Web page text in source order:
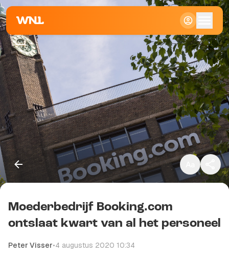
Klein
Standaard
Groot
Kopieer link
Moederbedrijf Booking.com
ontslaat kwart van al het personeel
Peter Visser•4 augustus 2020 10:34